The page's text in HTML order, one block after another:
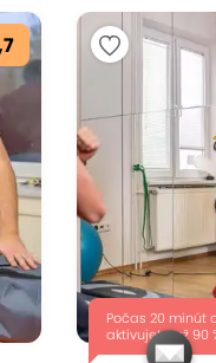
Počas 20 minút
aktivujete až 90